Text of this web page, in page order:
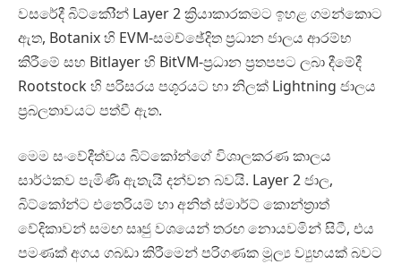
වසරේදී බිට්කෝින් Layer 2 ක්‍රියාකාරකමට ඉහළ ගමන්කොට
ඇත, Botanix හි EVM-සමච්ඡේදිත ප්‍රධාන ජාලය ආරම්භ
කිරීමේ සහ Bitlayer හි BitVM-ප්‍රධාන ප‍්‍රතපපට ලබා දීමේදී
Rootstock හි පරිසරය පශූරයට හා නිලක් Lightning ජාලය
ප්‍රබලතාවයට පත්වී ඇත.
මෙම සංවේදීත්වය බිට්කෝන්ගේ විශාලකරණ කාලය
සාර්ථකව පැමිණී ඇතැයි දන්වන බවයි. Layer 2 ජාල,
බිට්කෝන්ට එතෙරියම් හා අනිත් ස්මාර්ට් කොන්ත්‍රාත්
වේදිකාවන් සමඟ සෘජු වශයෙන් තරඟ නොයවමින් සිටී, එය
පමණක් අගය ගබඩා කිරීමෙන් පරිගණක මූල්‍ය ව්‍යුහයක් බවට